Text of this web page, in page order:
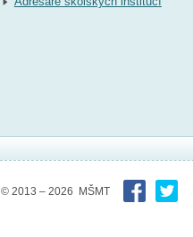
© 2013 – 2026 MŠMT